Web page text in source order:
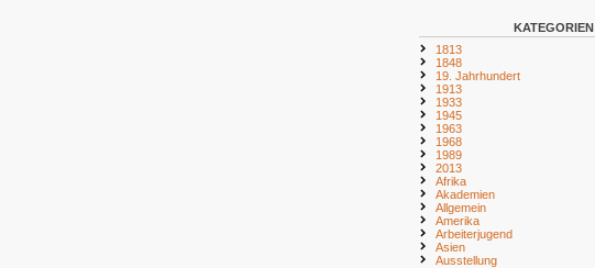
KATEGORIEN
1813
1848
19. Jahrhundert
1913
1933
1945
1963
1968
1989
2013
Afrika
Akademien
Allgemein
Amerika
Arbeiterjugend
Asien
Ausstellung